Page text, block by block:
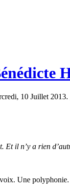
10 Juillet 2013.
Et il n’y a rien
Une